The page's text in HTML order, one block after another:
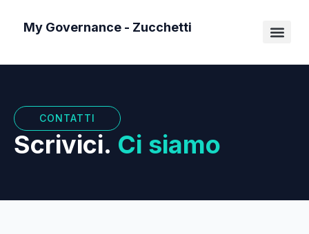
My Governance - Zucchetti
CONTATTI
Scrivici. Ci siamo